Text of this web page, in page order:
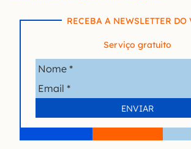
RECEBA A NEWSLETTER DO
Serviço gratuito